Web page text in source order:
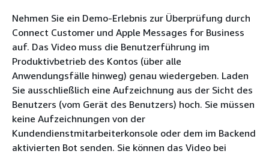
Nehmen Sie ein Demo-Erlebnis zur Überprüfung durch
Connect Customer und Apple Messages for Business
auf. Das Video muss die Benutzerführung im
Produktivbetrieb des Kontos (über alle
Anwendungsfälle hinweg) genau wiedergeben. Laden
Sie ausschließlich eine Aufzeichnung aus der Sicht des
Benutzers (vom Gerät des Benutzers) hoch. Sie müssen
keine Aufzeichnungen von der
Kundendienstmitarbeiterkonsole oder dem im Backend
aktivierten Bot senden. Sie können das Video bei